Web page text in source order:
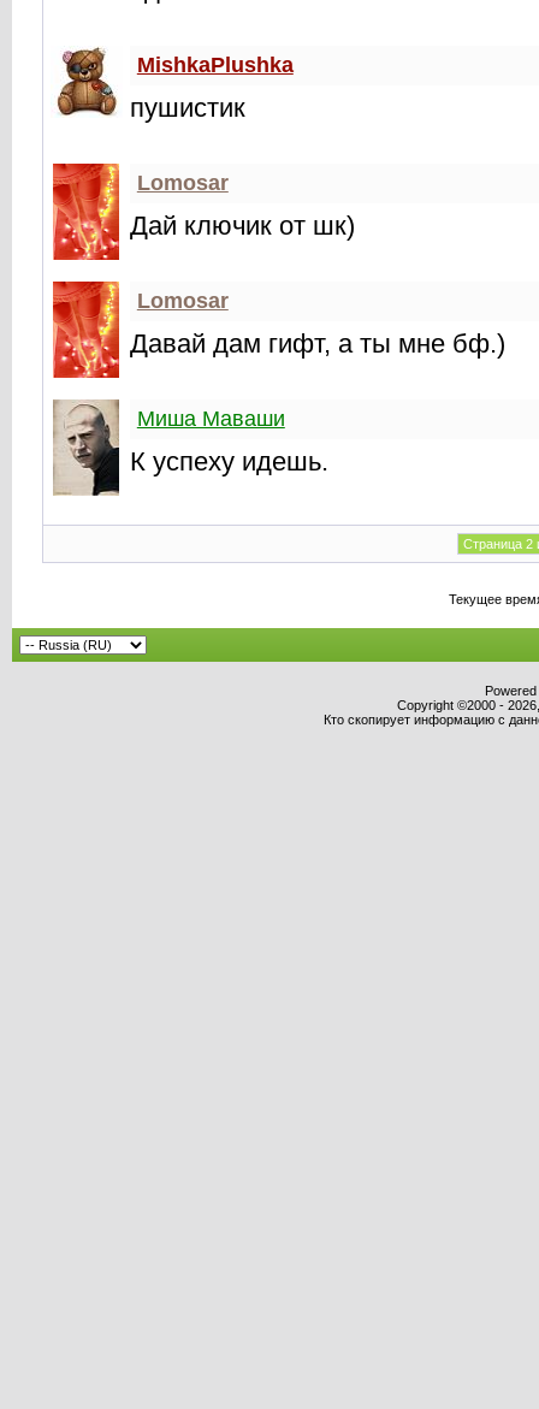
MishkaPlushka
пушистик
Lomosar
Дай ключик от шк)
Lomosar
Давай дам гифт, а ты мне бф.)
Миша Маваши
К успеху идешь.
Страница 2
Текущее
Copyright ©2000 -
Кто скопирует информацию с